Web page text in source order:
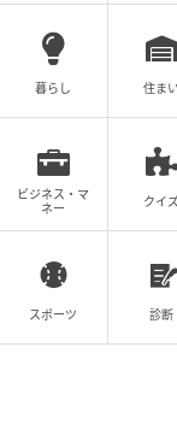
下敷きであおぐ
が届きます。
大きなうちわを
でも、自分だけ
す。
暮らし 住まい
ビジネス・マ
ネー
クイ
スポーツ 診断